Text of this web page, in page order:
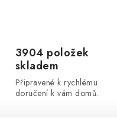
3904 položek
skladem
Připravené k rychlému
doručení k vám domů.